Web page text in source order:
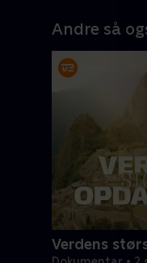
Andre så
Verdens